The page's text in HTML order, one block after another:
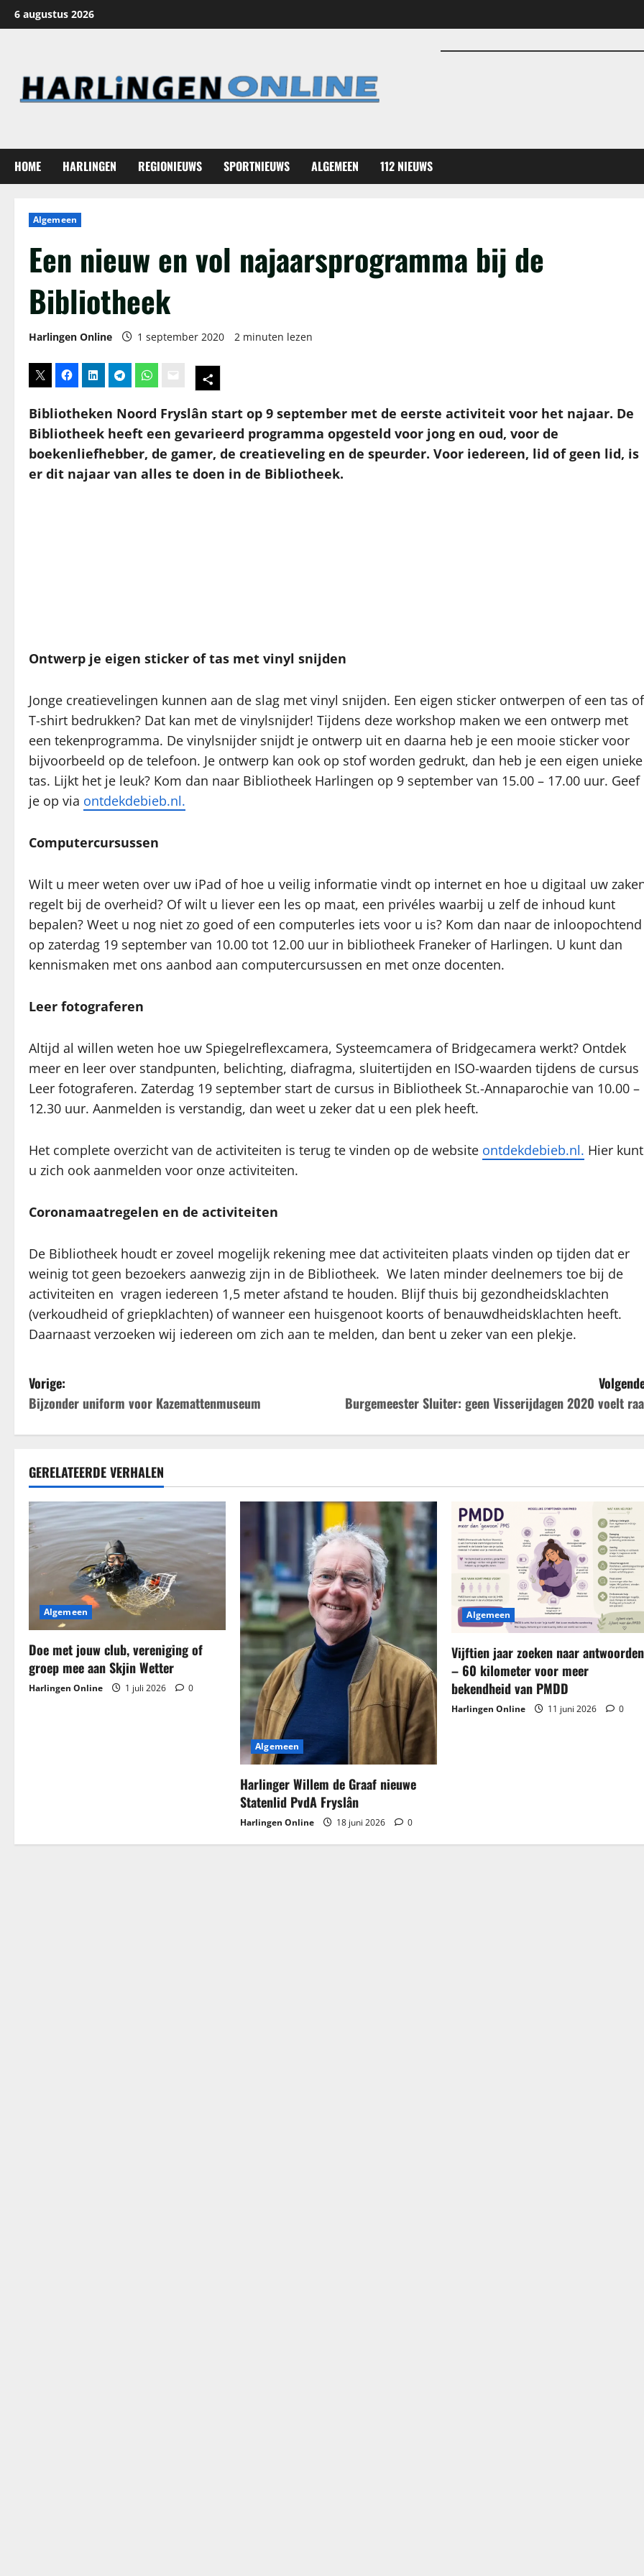
naar
6 augustus 2026
HOME HARLINGEN REGIONIEUWS SPORTNIEUWS ALGEMEEN 112 NIEUWS
Algemeen
Een nieuw en vol najaarsprogramma bij de
Bibliotheek
Harlingen Online 1 september 2020 2 minuten lezen
Bibliotheken Noord Fryslân start op 9 september met de eerste activiteit voor het najaar. De
Bibliotheek heeft een gevarieerd programma opgesteld voor jong en oud, voor de
boekenliefhebber, de gamer, de creatieveling en de speurder. Voor iedereen, lid of geen lid, is
er dit najaar van alles te doen in de Bibliotheek.
Ontwerp je eigen sticker of tas met vinyl snijden
Jonge creatievelingen kunnen aan de slag met vinyl snijden. Een eigen sticker ontwerpen of een tas of
T-shirt bedrukken? Dat kan met de vinylsnijder! Tijdens deze workshop maken we een ontwerp met
een tekenprogramma. De vinylsnijder snijdt je ontwerp uit en daarna heb je een mooie sticker voor
bijvoorbeeld op de telefoon. Je ontwerp kan ook op stof worden gedrukt, dan heb je een eigen unieke
tas. Lijkt het je leuk? Kom dan naar Bibliotheek Harlingen op 9 september van 15.00 – 17.00 uur. Geef
je op via ontdekdebieb.nl.
Computercursussen
Wilt u meer weten over uw iPad of hoe u veilig informatie vindt op internet en hoe u digitaal uw
regelt bij de overheid? Of wilt u liever een les op maat, een privéles waarbij u zelf de inhoud kunt
bepalen? Weet u nog niet zo goed of een computerles iets voor u is? Kom dan naar de inloopochtend
op zaterdag 19 september van 10.00 tot 12.00 uur in bibliotheek Franeker of Harlingen. U kunt dan
kennismaken met ons aanbod aan computercursussen en met onze docenten.
Leer fotograferen
Altijd al willen weten hoe uw Spiegelreflexcamera, Systeemcamera of Bridgecamera werkt? Ontdek
meer en leer over standpunten, belichting, diafragma, sluitertijden en ISO-waarden tijdens de cursus
Leer fotograferen. Zaterdag 19 september start de cursus in Bibliotheek St.-Annaparochie van 10.00 –
12.30 uur. Aanmelden is verstandig, dan weet u zeker dat u een plek heeft.
Het complete overzicht van de activiteiten is terug te vinden op de website ontdekdebieb.nl. Hier kunt
u zich ook aanmelden voor onze activiteiten.
Coronamaatregelen en de activiteiten
De Bibliotheek houdt er zoveel mogelijk rekening mee dat activiteiten plaats vinden op tijden dat er
weinig tot geen bezoekers aanwezig zijn in de Bibliotheek. We laten minder deelnemers toe bij de
activiteiten en vragen iedereen 1,5 meter afstand te houden. Blijf thuis bij gezondheidsklachten
(verkoudheid of griepklachten) of wanneer een huisgenoot koorts of benauwdheidsklachten heeft.
Daarnaast verzoeken wij iedereen om zich aan te melden, dan bent u zeker van een plekje.
B
e
r
i
c
h
t
n
a
v
i
e
Vorige:
Bijzonder uniform voor Kazemattenmuseum
Burgemeester Sluiter: geen Visserijdagen 2020 voelt
GERELATEERDE VERHALEN
Algemeen
Doe met jouw club, vereniging of
groep mee aan Skjin Wetter
Harlingen Online 1 juli 2026 0
Algemeen
Harlinger Willem de Graaf nieuwe
Statenlid PvdA Fryslân
Harlingen Online 18 juni 2026 0
Algemeen
Vijftien jaar zoeken naar antwoorden
– 60 kilometer voor meer
bekendheid van PMDD
Harlingen Online 11 juni 2026 0